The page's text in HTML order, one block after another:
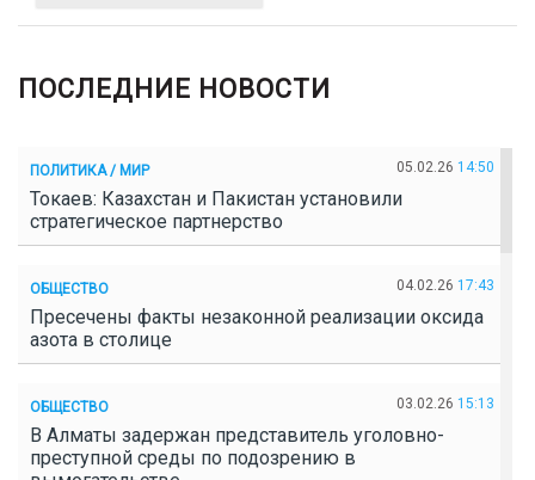
ПОСЛЕДНИЕ НОВОСТИ
ПОЛИТИКА / МИР 05.02.26 14:50
Токаев: Казахстан и Пакистан установили
стратегическое партнерство
ОБЩЕСТВО 04.02.26 17:43
Пресечены факты незаконной реализации оксида
азота в столице
ОБЩЕСТВО 03.02.26 15:13
В Алматы задержан представитель уголовно-
преступной среды по подозрению в